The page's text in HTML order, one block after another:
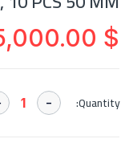
$
Quantity: